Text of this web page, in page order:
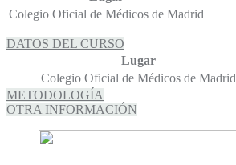
Colegio Oficial de Médicos de Madrid
DATOS DEL CURSO
Lugar
Colegio Oficial de Médicos de Madrid
METODOLOGÍA
OTRA INFORMACIÓN